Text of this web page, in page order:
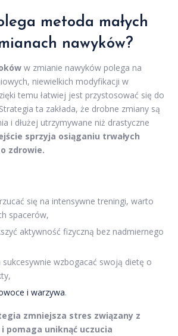
metoda małych
nawyków?
w zmianie nawyków polega na
niewielkich modyfikacji w
temu łatwiej jest przystosować się do
ta zakłada, że drobne zmiany są
i dłużej utrzymywane niż drastyczne
sprzyja osiąganiu trwałych
zdrowie.
się na intensywne treningi, warto
spacerów,
aktywność fizyczną bez nadmiernego
wzbogacać swoją dietę o
i warzywa.
zmniejsza stres związany z
pomaga uniknąć uczucia